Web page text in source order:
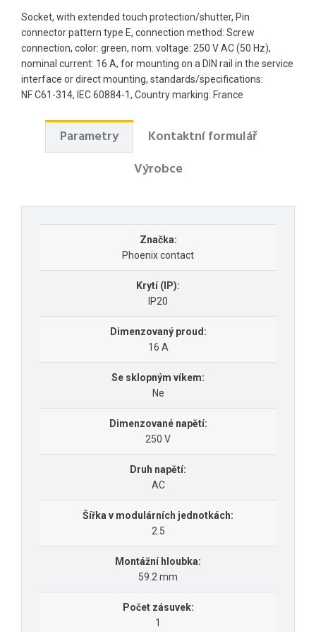
Socket, with extended touch protection/shutter, Pin
connector pattern type E, connection method: Screw
connection, color: green, nom. voltage: 250 V AC (50 Hz),
nominal current: 16 A, for mounting on a DIN rail in the service
interface or direct mounting, standards/specifications:
NF C61-314, IEC 60884-1, Country marking: France
Parametry
Kontaktní formulář
Výrobce
Značka:
Phoenix contact
Krytí (IP):
IP20
Dimenzovaný proud:
16 A
Se sklopným víkem:
Ne
Dimenzované napětí:
250 V
Druh napětí:
AC
Šířka v modulárních jednotkách:
2.5
Montážní hloubka:
59.2 mm
Počet zásuvek:
1